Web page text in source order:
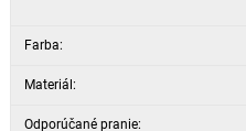
Farba:
Materiál:
Odporúčané pranie: